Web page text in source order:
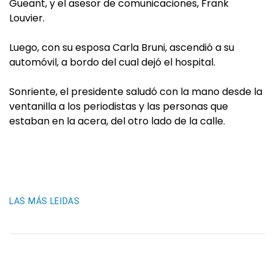
Gueant, y el asesor de comunicaciones, Frank
Louvier.
Luego, con su esposa Carla Bruni, ascendió a su
automóvil, a bordo del cual dejó el hospital.
Sonriente, el presidente saludó con la mano desde la
ventanilla a los periodistas y las personas que
estaban en la acera, del otro lado de la calle.
LAS MÁS LEIDAS